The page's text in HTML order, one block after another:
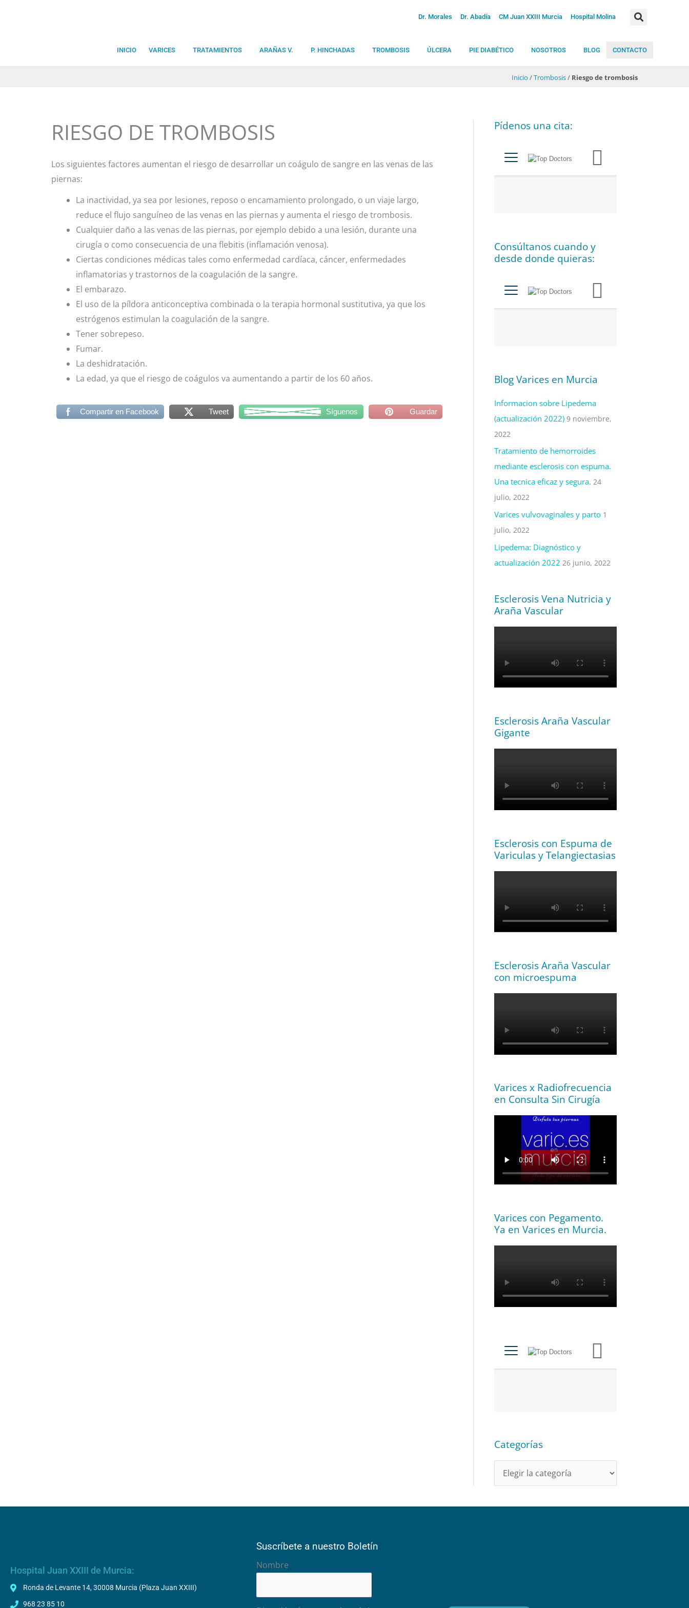
Dr. Morales Dr. Abadía CM Juan XXIII Murcia Hospital Molina
INICIO VARICES TRATAMIENTOS ARAÑAS V. P. HINCHADAS TROMBOSIS ÚLCERA PIE DIABÉTICO NOSOTROS BLOG CONTACTO
Inicio /Trombosis/ Riesgo de trombosis
RIESGO DE TROMBOSIS
Los siguientes factores aumentan el riesgo de desarrollar un coágulo de sangre en las venas de las
piernas:
La inactividad, ya sea por lesiones, reposo o encamamiento prolongado, o un viaje largo,
reduce el flujo sanguíneo de las venas en las piernas y aumenta el riesgo de trombosis.
Cualquier daño a las venas de las piernas, por ejemplo debido a una lesión, durante una
cirugía o como consecuencia de una flebitis (inflamación venosa).
Ciertas condiciones médicas tales como enfermedad cardíaca, cáncer, enfermedades
inflamatorias y trastornos de la coagulación de la sangre.
El embarazo.
El uso de la píldora anticonceptiva combinada o la terapia hormonal sustitutiva, ya que los
estrógenos estimulan la coagulación de la sangre.
Tener sobrepeso.
Fumar.
La deshidratación.
La edad, ya que el riesgo de coágulos va aumentando a partir de los 60 años.
Compartir en Facebook Tweet Síguenos Guardar
Pídenos una cita:
Consúltanos cuando y
desde donde quieras:
Blog Varices en Murcia
Informacion sobre Lipedema
(actualización 2022) 9 noviembre,
2022
Tratamiento de hemorroides
mediante esclerosis con espuma.
Una tecnica eficaz y segura. 24
julio, 2022
Varices vulvovaginales y parto 1
julio, 2022
Lipedema: Diagnóstico y
actualización 2022 26 junio, 2022
Esclerosis Vena Nutricia y
Araña Vascular
Esclerosis Araña Vascular
Gigante
Esclerosis con Espuma de
Variculas y Telangiectasias
Esclerosis Araña Vascular
con microespuma
Varices x Radiofrecuencia
en Consulta Sin Cirugía
Varices con Pegamento.
Ya en Varices en Murcia.
Categorías
C
e
a
Hospital Juan XXIII de Murcia:
Ronda de Levante 14, 30008 Murcia (Plaza Juan XXIII)
968 23 85 10
Suscríbete a nuestro Boletín
Nombre